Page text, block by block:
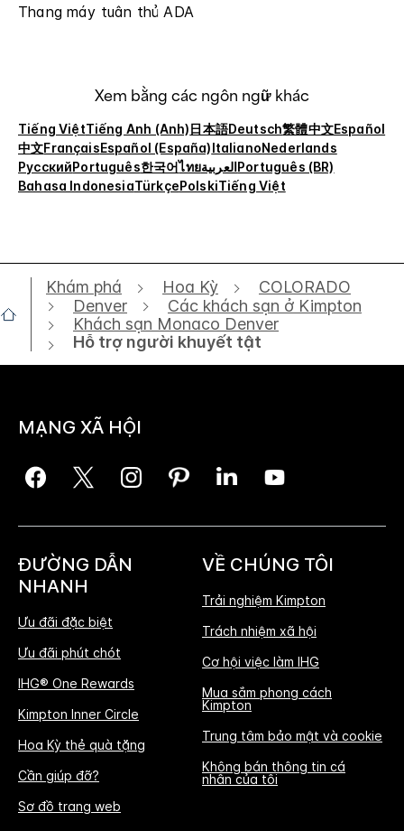
Thang máy tuân thủ ADA
Xem bằng các ngôn ngữ khác
Tiếng ViệtTiếng Anh (Anh)日本語Deutsch繁體中文Español
中文FrançaisEspañol (España)ItalianoNederlands
РусскийPortuguês한국어ไทยالعربيةPortuguês (BR)
Bahasa IndonesiaTürkçePolskiTiếng Việt
Khám phá Hoa Kỳ
COLORADO
Denver
Các khách sạn ở Kimpton
Khách sạn Monaco Denver
Hỗ trợ người khuyết tật
MẠNG XÃ HỘI
ĐƯỜNG DẪN
NHANH
Ưu đãi đặc biệt
Ưu đãi phút chót
IHG® One Rewards
Kimpton Inner Circle
Hoa Kỳ thẻ quà tặng
Cần giúp đỡ?
Sơ đồ trang web
VỀ CHÚNG TÔI
Trải nghiệm Kimpton
Trách nhiệm xã hội
Cơ hội việc làm IHG
Mua sắm phong cách
Kimpton
Trung tâm bảo mật và cookie
Không bán thông tin cá
nhân của tôi